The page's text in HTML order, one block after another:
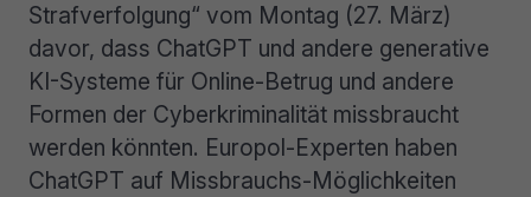
Strafverfolgung“ vom Montag (27. März)
davor, dass ChatGPT und andere generative
KI-Systeme für Online-Betrug und andere
Formen der Cyberkriminalität missbraucht
werden könnten. Europol-Experten haben
ChatGPT auf Missbrauchs-Möglichkeiten